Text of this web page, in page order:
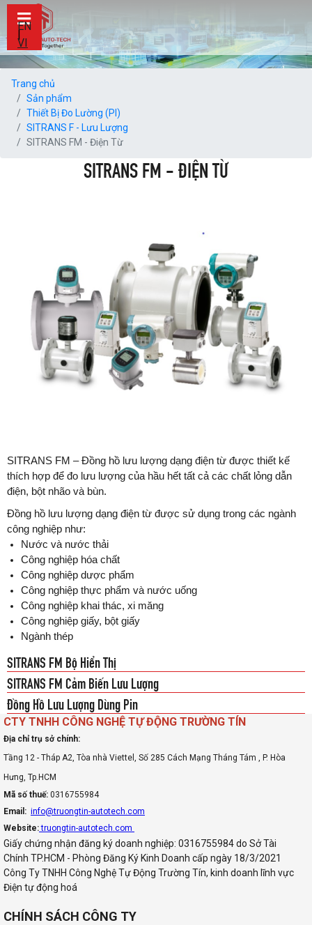
EN
VI
Trang chủ
Sản phẩm
Thiết Bị Đo Lường (PI)
SITRANS F - Lưu Lượng
SITRANS FM - Điện Từ
SITRANS FM - ĐIỆN TỪ
SITRANS FM – Đồng hồ lưu lượng dạng điện từ được thiết kế
thích hợp để đo lưu lượng của hầu hết tất cả các chất lỏng dẫn
điện, bột nhão và bùn.
Đồng hồ lưu lượng dạng điện từ được sử dụng trong các ngành
công nghiệp như:
Nước và nước thải
Công nghiệp hóa chất
Công nghiệp dược phẩm
Công nghiệp thực phẩm và nước uống
Công nghiệp khai thác, xi măng
Công nghiệp giấy, bột giấy
Ngành thép
SITRANS FM Bộ Hiển Thị
SITRANS FM Cảm Biến Lưu Lượng
Đồng Hồ Lưu Lượng Dùng Pin
CTY TNHH CÔNG NGHỆ TỰ ĐỘNG TRƯỜNG TÍN
Địa chỉ trụ sở chính:
Tầng 12 - Tháp A2, Tòa nhà Viettel, Số 285 Cách Mạng Tháng Tám , P. Hòa
Hưng, Tp.HCM
Mã số thuế: 0316755984
Email: info@truongtin-autotech.com
Website:truongtin-autotech.com
Giấy chứng nhận đăng ký doanh nghiệp: 0316755984 do Sở Tài
Chính TP.HCM - Phòng Đăng Ký Kinh Doanh cấp ngày 18/3/2021
Công Ty TNHH Công Nghệ Tự Động Trường Tín, kinh doanh lĩnh vực
Điện tự động hoá
CHÍNH SÁCH CÔNG TY